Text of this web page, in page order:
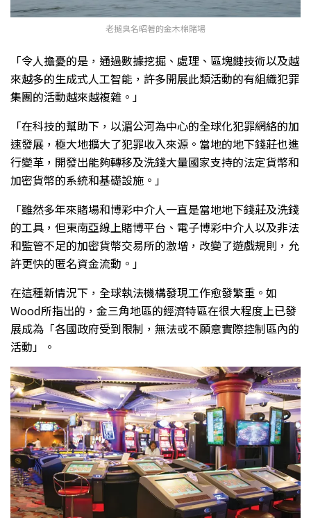
老撾臭名昭著的金木棉賭場
「令人擔憂的是，通過數據挖掘、處理、區塊鏈技術以及越
來越多的生成式人工智能，許多開展此類活動的有組織犯罪
集團的活動越來越複雜。」
「在科技的幫助下，以湄公河為中心的全球化犯罪網絡的加
速發展，極大地擴大了犯罪收入來源。當地的地下錢莊也進
行變革，開發出能夠轉移及洗錢大量國家支持的法定貨幣和
加密貨幣的系統和基礎設施。」
「雖然多年來賭場和博彩中介人一直是當地地下錢莊及洗錢
的工具，但東南亞線上賭博平台、電子博彩中介人以及非法
和監管不足的加密貨幣交易所的激增，改變了遊戲規則，允
許更快的匿名資金流動。」
在這種新情況下，全球執法機構發現工作愈發繁重。如
Wood所指出的，金三角地區的經濟特區在很大程度上已發
展成為「各國政府受到限制，無法或不願意實際控制區內的
活動」。